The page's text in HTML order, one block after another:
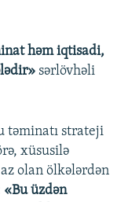
həm iqtisadi,
sərlövhəli
təminatı strateji
xüsusilə
olan ölkələrdən
«Bu üzdən